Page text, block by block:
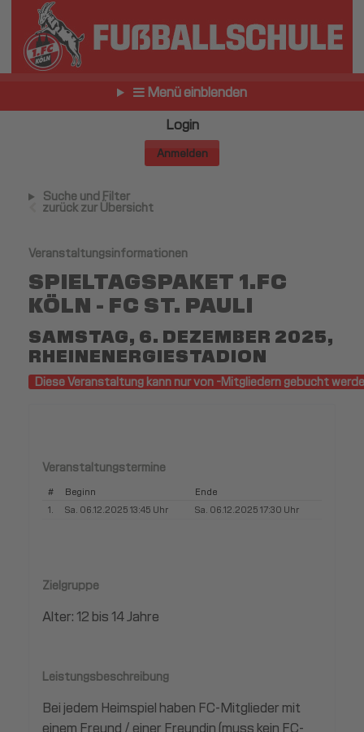
Menü einblenden
Login
Anmelden
Suche und Filter
zurück zur Übersicht
Veranstaltungsinformationen
SPIELTAGSPAKET 1.FC
KÖLN - FC ST. PAULI
SAMSTAG, 6. DEZEMBER 2025,
RHEINENERGIESTADION
Diese Veranstaltung kann nur von -Mitgliedern gebucht
Veranstaltungstermine
# Beginn
Ende
1.
Sa. 06.12.2025 13:45 Uhr Sa. 06.12.2025 17:30 Uhr
Zielgruppe
Alter: 12 bis 14 Jahre
Leistungsbeschreibung
Bei jedem Heimspiel haben FC-Mitglieder mit
einem Freund / einer Freundin (muss kein FC-